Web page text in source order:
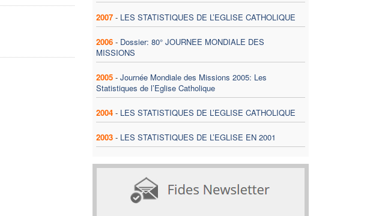
2007 - LES STATISTIQUES DE L’EGLISE CATHOLIQUE
2006 - Dossier: 80° JOURNEE MONDIALE DES
MISSIONS
2005 - Journée Mondiale des Missions 2005: Les
Statistiques de l’Eglise Catholique
2004 - LES STATISTIQUES DE L’EGLISE CATHOLIQUE
2003 - LES STATISTIQUES DE L’EGLISE EN 2001